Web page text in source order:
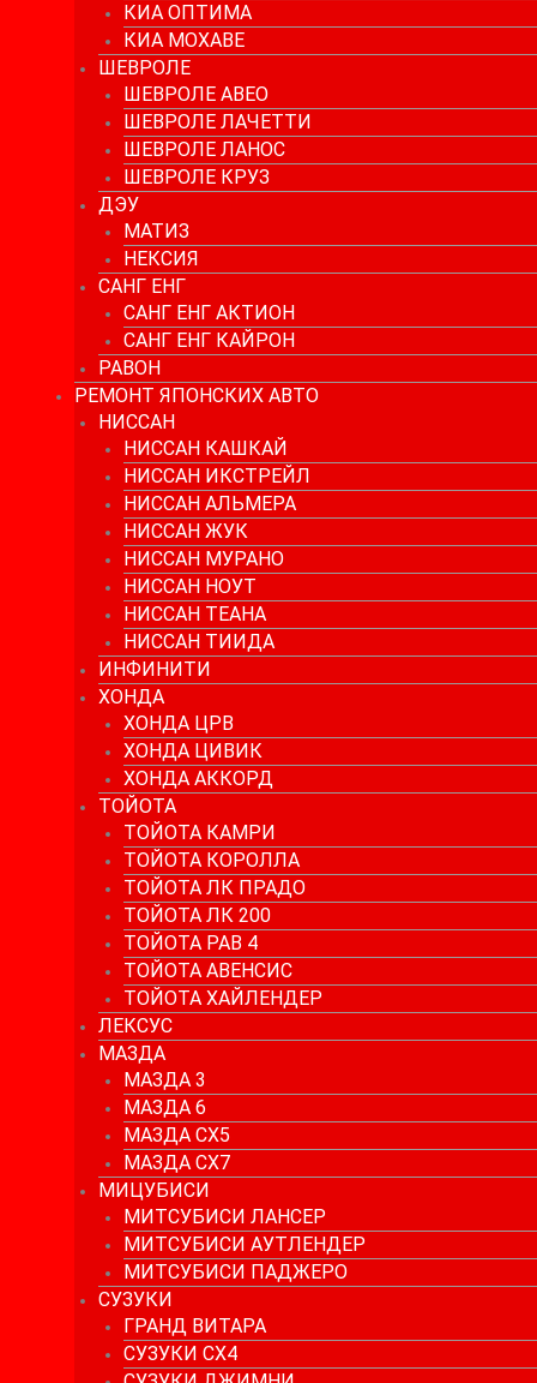
КИА ОПТИМА
КИА МОХАВЕ
ШЕВРОЛЕ
ШЕВРОЛЕ АВЕО
ШЕВРОЛЕ ЛАЧЕТТИ
ШЕВРОЛЕ ЛАНОС
ШЕВРОЛЕ КРУЗ
ДЭУ
МАТИЗ
НЕКСИЯ
САНГ ЕНГ
САНГ ЕНГ АКТИОН
САНГ ЕНГ КАЙРОН
РАВОН
РЕМОНТ ЯПОНСКИХ АВТО
НИССАН
НИССАН КАШКАЙ
НИССАН ИКСТРЕЙЛ
НИССАН АЛЬМЕРА
НИССАН ЖУК
НИССАН МУРАНО
НИССАН НОУТ
НИССАН ТЕАНА
НИССАН ТИИДА
ИНФИНИТИ
ХОНДА
ХОНДА ЦРВ
ХОНДА ЦИВИК
ХОНДА АККОРД
ТОЙОТА
ТОЙОТА КАМРИ
ТОЙОТА КОРОЛЛА
ТОЙОТА ЛК ПРАДО
ТОЙОТА ЛК 200
ТОЙОТА РАВ 4
ТОЙОТА АВЕНСИС
ТОЙОТА ХАЙЛЕНДЕР
ЛЕКСУС
МАЗДА
МАЗДА 3
МАЗДА 6
МАЗДА СХ5
МАЗДА СХ7
МИЦУБИСИ
МИТСУБИСИ ЛАНСЕР
МИТСУБИСИ АУТЛЕНДЕР
МИТСУБИСИ ПАДЖЕРО
СУЗУКИ
ГРАНД ВИТАРА
СУЗУКИ СХ4